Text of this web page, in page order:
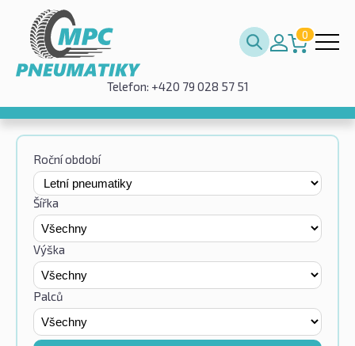
0
Telefon: +420 79 028 57 51
Roční období
Šířka
Výška
Palců